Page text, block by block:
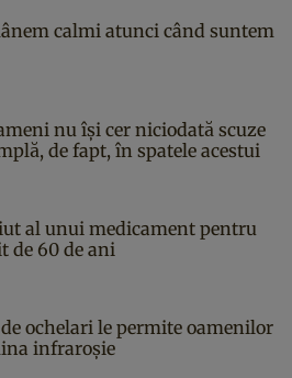
calmi atunci când suntem
nu își cer niciodată scuze
de fapt, în spatele acestui
al unui medicament pentru
de 60 de ani
ochelari le permite oamenilor
infraroșie